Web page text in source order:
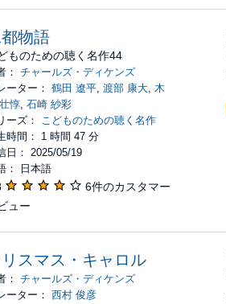
物語
ものための聴く名作44
：チャールズ・ディケンズ
ーター：鶴田 遼平,渡部 康大,木
惇,石崎 紗彩
ーズ： こどものための聴く名作
時間： 1 時間 47 分
日： 2025/05/19
： 日本語
6件のカスタマー
ュー
スマス・キャロル
：チャールズ・ディケンズ
ーター：西村 俊彦